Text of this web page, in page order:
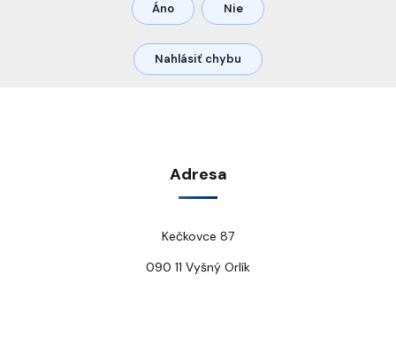
Áno Nie
Nahlásiť chybu
Adresa
Kečkovce 87
090 11 Vyšný Orlík